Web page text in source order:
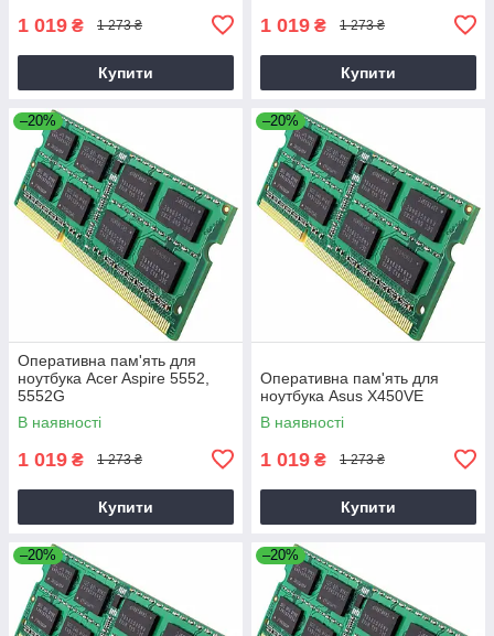
1 019 ₴ 1 273 ₴
Купити
1 019 ₴ 1 273 ₴
Купити
–20%
Оперативна пам'ять для
ноутбука Acer Aspire 5552,
5552G
В наявності
1 019 ₴ 1 273 ₴
Купити
–20%
Оперативна пам'ять для
ноутбука Asus X450VE
В наявності
1 019 ₴ 1 273 ₴
Купити
–20% –20%